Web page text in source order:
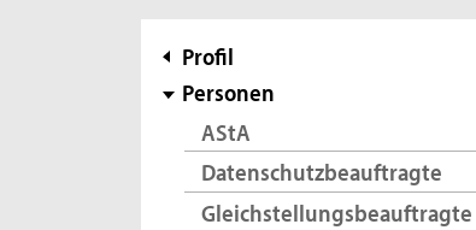
hier:
Subnavigation
Profil
Personen
AStA
Datenschutzbeauftragte
Gleichstellungsbeauftragte